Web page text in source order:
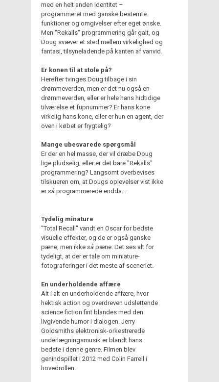
med en helt anden identitet –
programmeret med ganske bestemte
funktioner og omgivelser efter eget ønske.
Men "Rekalls" programmering går galt, og
Doug svæver et sted mellem virkelighed og
fantasi, tilsyneladende på kanten af vanvid.
Er konen til at stole på?
Herefter tvinges Doug tilbage i sin
drømmeverden, men erdet nu også en
drømmeverden, eller er hele hans hidtidige
tilværelse et fupnummer? Er hans kone
virkelig hans kone, eller er hun en agent, der
oven i købet er frygtelig?
Mange ubesvarede spørgsmål
Er der en hel masse, der vil dræbe Doug
lige pludselig, eller er det bare "Rekalls"
programmering? Langsomt overbevises
tilskueren om, at Dougs oplevelser vist ikke
erså programmerede endda...
Tydelig minature
"Total Recall" vandt en Oscar for bedste
visuelle effekter, og de er også ganske
pæne, men ikke så pæne. Det ses alt for
tydeligt, at der er tale om miniature-
fotograferinger i det meste af sceneriet.
En underholdende affære
Alt i alt en underholdende affære, hvor
hektisk action og overdreven udslettende
science fiction fint blandes med den
livgivende humor i dialogen. Jerry
Goldsmiths elektronisk-orkestrerede
underlægningsmusik er blandt hans
bedste i denne genre. Filmen blev
genindspillet i 2012 med Colin Farrell i
hovedrollen.